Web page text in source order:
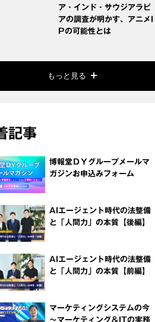
ア・インド・サウジアラビ
アの調査が明かす、アニメI
Pの可能性とは
もっと見る
記事
博報堂ＤＹグループメールマ
ガジンお申込みフォーム
AIエージェント時代の法整備
と「人間力」の本質【後編】
AIエージェント時代の法整備
と「人間力」の本質【前編】
マーケティングシステムの今
～マーケティング＆ITの実務